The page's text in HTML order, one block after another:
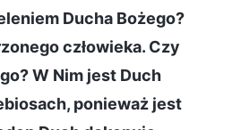
Ducha Bożego?
człowieka. Czy
W Nim jest Duch
ponieważ jest